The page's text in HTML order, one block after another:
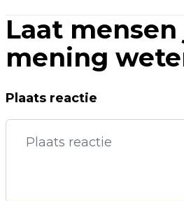
Laat
mening
Plaats reactie